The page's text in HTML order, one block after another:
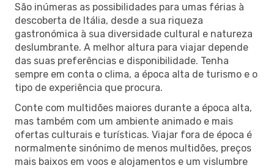
São inúmeras as possibilidades para umas férias à
descoberta de Itália, desde a sua riqueza
gastronómica à sua diversidade cultural e natureza
deslumbrante. A melhor altura para viajar depende
das suas preferências e disponibilidade. Tenha
sempre em conta o clima, a época alta de turismo e o
tipo de experiência que procura.
Conte com multidões maiores durante a época alta,
mas também com um ambiente animado e mais
ofertas culturais e turísticas. Viajar fora de época é
normalmente sinónimo de menos multidões, preços
mais baixos em voos e alojamentos e um vislumbre